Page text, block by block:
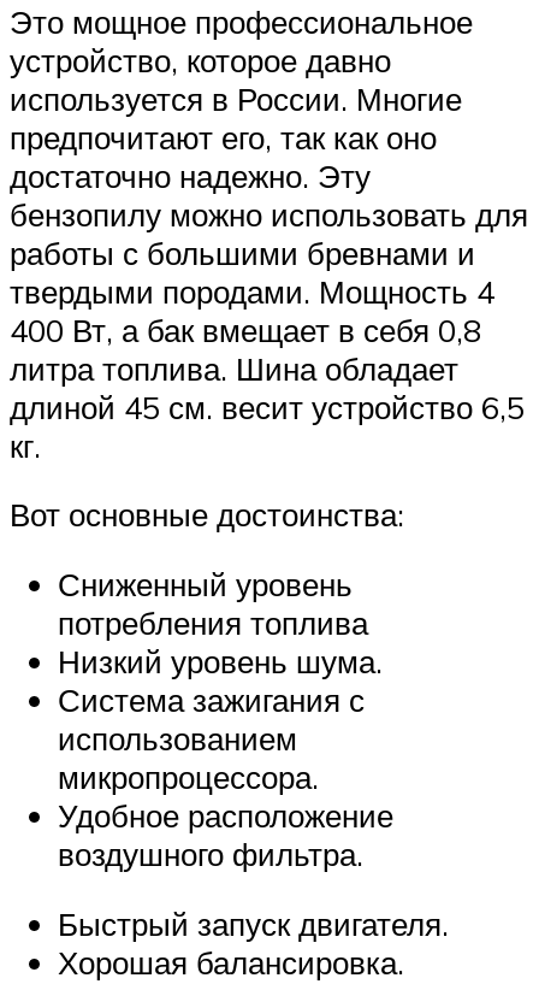
Это мощное профессиональное
устройство, которое давно
используется в России. Многие
предпочитают его, так как оно
достаточно надежно. Эту
бензопилу можно использовать для
работы с большими бревнами и
твердыми породами. Мощность 4
400 Вт, а бак вмещает в себя 0,8
литра топлива. Шина обладает
длиной 45 см. весит устройство 6,5
кг.
Вот основные достоинства:
Сниженный уровень
потребления топлива
Низкий уровень шума.
Система зажигания с
использованием
микропроцессора.
Удобное расположение
воздушного фильтра.
Быстрый запуск двигателя.
Хорошая балансировка.